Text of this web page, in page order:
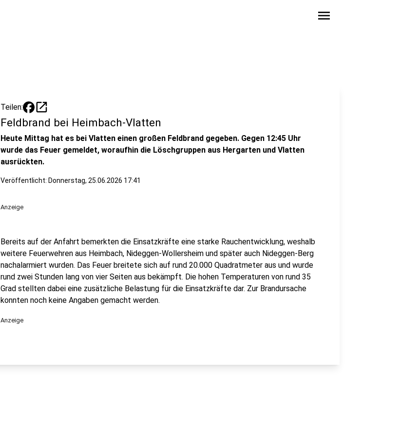
menu
Teilen: open_in_new
Feldbrand bei Heimbach-Vlatten
Heute Mittag hat es bei Vlatten einen großen Feldbrand gegeben. Gegen 12:45 Uhr
wurde das Feuer gemeldet, woraufhin die Löschgruppen aus Hergarten und Vlatten
ausrückten.
Veröffentlicht: Donnerstag, 25.06.2026 17:41
Anzeige
Bereits auf der Anfahrt bemerkten die Einsatzkräfte eine starke Rauchentwicklung, weshalb
weitere Feuerwehren aus Heimbach, Nideggen-Wollersheim und später auch Nideggen-Berg
nachalarmiert wurden. Das Feuer breitete sich auf rund 20.000 Quadratmeter aus und wurde
rund zwei Stunden lang von vier Seiten aus bekämpft. Die hohen Temperaturen von rund 35
Grad stellten dabei eine zusätzliche Belastung für die Einsatzkräfte dar. Zur Brandursache
konnten noch keine Angaben gemacht werden.
Anzeige